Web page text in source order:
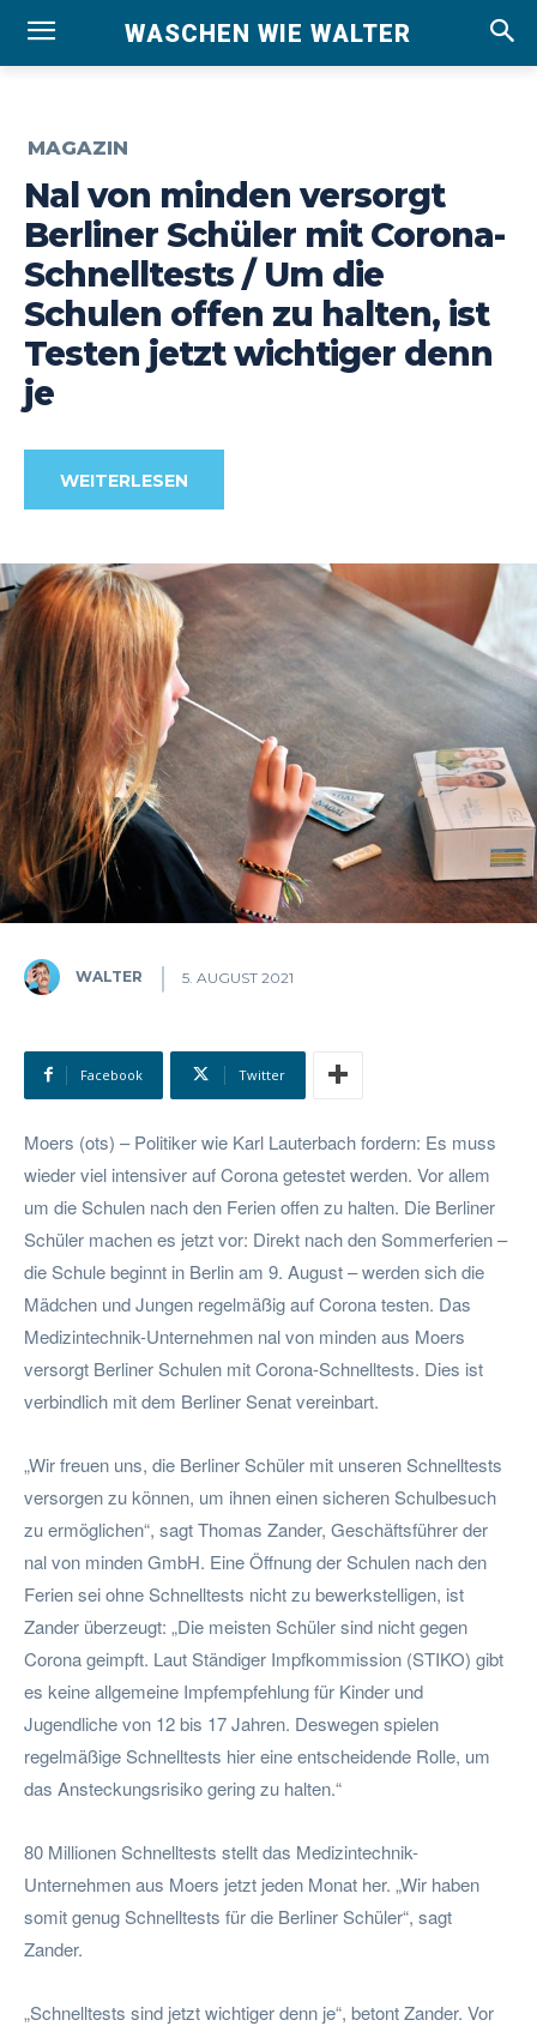
WASCHEN WIE WALTER
MAGAZIN
Nal von minden versorgt
Berliner Schüler mit Corona-
Schnelltests / Um die
Schulen offen zu halten, ist
Testen jetzt wichtiger denn
je
WEITERLESEN
WALTER 5. AUGUST 2021
Facebook Twitter
Moers (ots) – Politiker wie Karl Lauterbach fordern: Es muss
wieder viel intensiver auf Corona getestet werden. Vor allem
um die Schulen nach den Ferien offen zu halten. Die Berliner
Schüler machen es jetzt vor: Direkt nach den Sommerferien –
die Schule beginnt in Berlin am 9. August – werden sich die
Mädchen und Jungen regelmäßig auf Corona testen. Das
Medizintechnik-Unternehmen nal von minden aus Moers
versorgt Berliner Schulen mit Corona-Schnelltests. Dies ist
verbindlich mit dem Berliner Senat vereinbart.
„Wir freuen uns, die Berliner Schüler mit unseren Schnelltests
versorgen zu können, um ihnen einen sicheren Schulbesuch
zu ermöglichen“, sagt Thomas Zander, Geschäftsführer der
nal von minden GmbH. Eine Öffnung der Schulen nach den
Ferien sei ohne Schnelltests nicht zu bewerkstelligen, ist
Zander überzeugt: „Die meisten Schüler sind nicht gegen
Corona geimpft. Laut Ständiger Impfkommission (STIKO) gibt
es keine allgemeine Impfempfehlung für Kinder und
Jugendliche von 12 bis 17 Jahren. Deswegen spielen
regelmäßige Schnelltests hier eine entscheidende Rolle, um
das Ansteckungsrisiko gering zu halten.“
80 Millionen Schnelltests stellt das Medizintechnik-
Unternehmen aus Moers jetzt jeden Monat her. „Wir haben
somit genug Schnelltests für die Berliner Schüler“, sagt
Zander.
„Schnelltests sind jetzt wichtiger denn je“, betont Zander. Vor